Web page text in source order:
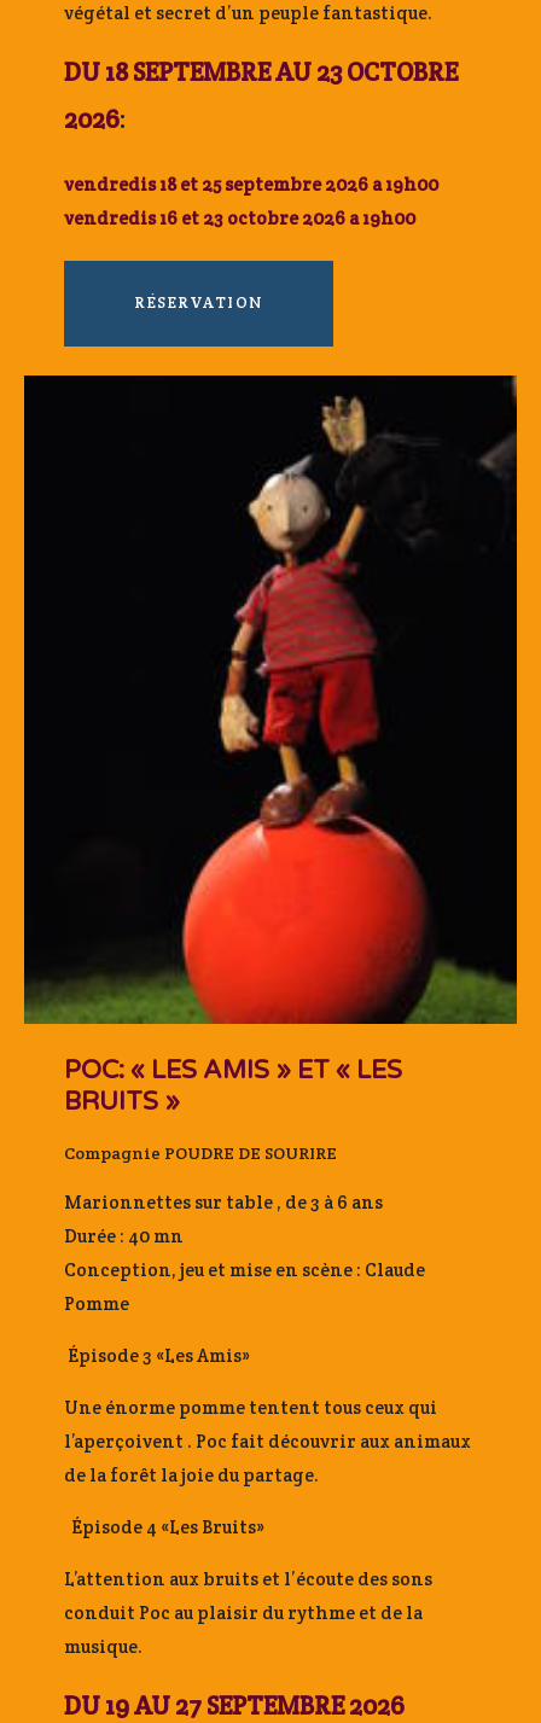
végétal et secret d’un peuple fantastique.
DU 18 SEPTEMBRE AU 23 OCTOBRE
2026:
vendredis 18 et 25 septembre 2026 a 19h00
vendredis 16 et 23 octobre 2026 a 19h00
RÉSERVATION
POC: « LES AMIS » ET « LES
BRUITS »
Compagnie POUDRE DE SOURIRE
Marionnettes sur table , de 3 à 6 ans
Durée : 40 mn
Conception, jeu et mise en scène : Claude
Pomme
Épisode 3 «Les Amis»
Une énorme pomme tentent tous ceux qui
l’aperçoivent . Poc fait découvrir aux animaux
de la forêt la joie du partage.
Épisode 4 «Les Bruits»
L’attention aux bruits et l’écoute des sons
conduit Poc au plaisir du rythme et de la
musique.
DU 19 AU 27 SEPTEMBRE 2026